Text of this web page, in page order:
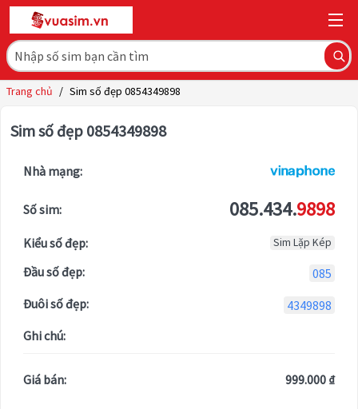
Trang chủ / Sim số đẹp 0854349898
Sim số đẹp 0854349898
Nhà mạng:
Số sim: 085.434.9898
Kiểu số đẹp: Sim Lặp Kép
Đầu số đẹp:
085
Đuôi số đẹp:
4349898
Ghi chú:
Giá bán: 999.000 ₫